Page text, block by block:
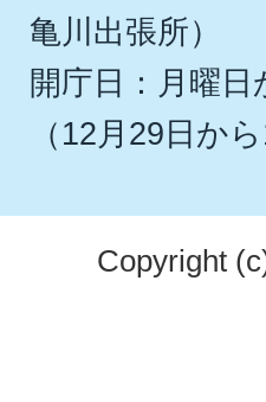
亀川出張所）
開庁日：月曜
（12月29日か
Copyright